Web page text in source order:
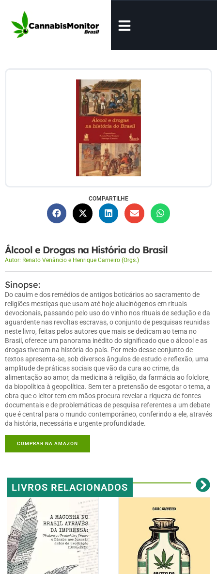
COMPARTILHE
Álcool e Drogas na História do Brasil
Autor: Renato Venâncio e Henrique Carneiro (Orgs.)
Sinopse:
Do cauim e dos remédios de antigos boticários ao sacramento de
religiões mestiças que usam até hoje alucinógenos em rituais
devocionais, passando pelo uso do vinho nos rituais de sedução e da
aguardente nas revoltas escravas, o conjunto de pesquisas reunidas
neste livro, feitas pelos autores que mais se dedicam ao tema no
Brasil, oferece um panorama inédito do significado que o álcool e as
drogas tiveram na história do país. Por meio desse conjunto de
textos apresenta-se, sob diversos ângulos de estudo e reflexão, uma
amplitude de práticas sociais que vão da cura ao crime, da
alimentação ao amor, da medicina à religião, da farmácia ao folclore,
da biopolítica à geopolítica. Sem ter a pretensão de esgotar o tema, a
obra que o leitor tem em mãos procura revelar a riqueza de fontes
documentais e de problemáticas de pesquisa referentes a um debate
que é central para o mundo contemporâneo, conferindo a ele, através
da história, necessária e urgente profundidade.
COMPRAR NA AMAZON
LIVROS RELACIONADOS